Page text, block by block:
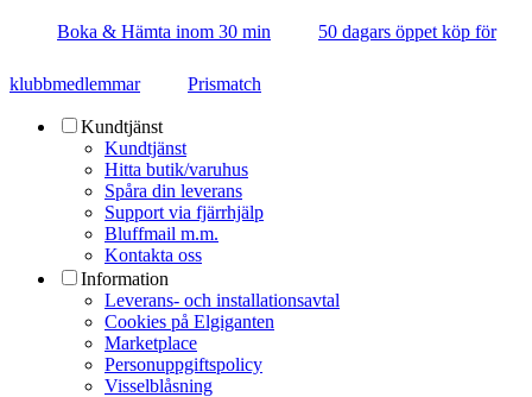
Boka & Hämta inom 30 min 50 dagars öppet köp för
klubbmedlemmar Prismatch
Kundtjänst
Kundtjänst
Hitta butik/varuhus
Spåra din leverans
Support via fjärrhjälp
Bluffmail m.m.
Kontakta oss
Information
Leverans- och installationsavtal
Cookies på Elgiganten
Marketplace
Personuppgiftspolicy
Visselblåsning